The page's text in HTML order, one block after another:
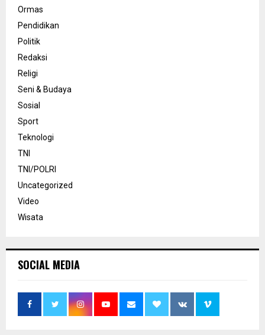
Ormas
Pendidikan
Politik
Redaksi
Religi
Seni & Budaya
Sosial
Sport
Teknologi
TNI
TNI/POLRI
Uncategorized
Video
Wisata
SOCIAL MEDIA